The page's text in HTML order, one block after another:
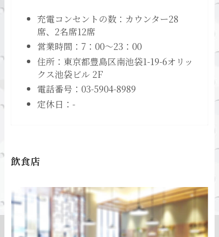
充電コンセントの数：カウンター28
席、2名席12席
営業時間：7：00～23：00
住所：東京都豊島区南池袋1-19-6オリッ
クス池袋ビル 2F
電話番号：03-5904-8989
定休日：-
飲食店